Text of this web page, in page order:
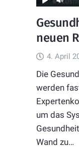
neuen
4. April
Die
werden
um das
Wand zu…